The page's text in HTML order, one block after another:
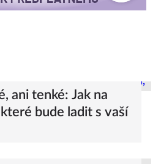
ani tenké: Jak na
bude ladit s vaší